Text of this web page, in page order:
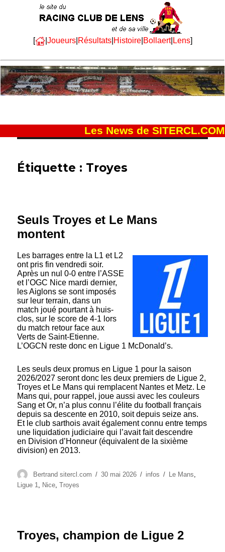
[ | Joueurs| Résultats| Histoire| Bollaert| Lens]
Les News de SITERCL.COM
Étiquette : Troyes
Seuls Troyes et Le Mans
montent
Les barrages entre la L1 et L2
ont pris fin vendredi soir.
Après un nul 0-0 entre l’ASSE
et l’OGC Nice mardi dernier,
les Aiglons se sont imposés
sur leur terrain, dans un
match joué pourtant à huis-
clos, sur le score de 4-1 lors
du match retour face aux
Verts de Saint-Etienne.
L’OGCN reste donc en Ligue 1 McDonald’s.
Les seuls deux promus en Ligue 1 pour la saison
2026/2027 seront donc les deux premiers de Ligue 2,
Troyes et Le Mans qui remplacent Nantes et Metz. Le
Mans qui, pour rappel, joue aussi avec les couleurs
Sang et Or, n’a plus connu l’élite du football français
depuis sa descente en 2010, soit depuis seize ans.
Et le club sarthois avait également connu entre temps
une liquidation judiciaire qui l’avait fait descendre
en Division d’Honneur (équivalent de la sixième
division) en 2013.
Auteur
Bertrand sitercl.com
Publié
30 mai 2026 Catégories
infos Étiquettes
Le Mans,
Ligue 1, Nice,Troyes
Troyes, champion de Ligue 2